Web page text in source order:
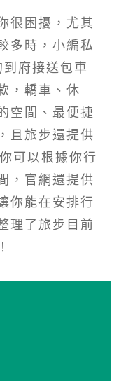
很困擾，尤其
多時，小編私
府接送包車
，轎車、休
空間、最便捷
且旅步還提供
可以根據你行
，官網還提供
你能在安排行
理了旅步目前